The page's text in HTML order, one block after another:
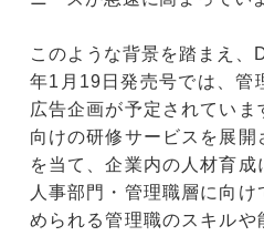
このような背景を踏まえ
年1月19日発売号では、管
広告企画が予定されてい
向けの研修サービスを展
を当て、企業内の人材育
人事部門・管理職層に向
められる管理職のスキルや